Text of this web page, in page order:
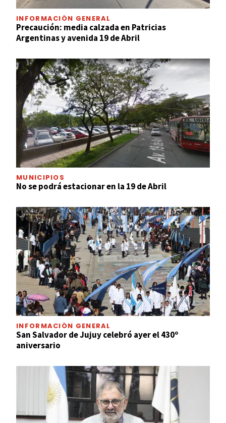
INFORMACIÓN GENERAL
Precaución: media calzada en Patricias
Argentinas y avenida 19 de Abril
MUNICIPIOS
No se podrá estacionar en la 19 de Abril
INFORMACIÓN GENERAL
San Salvador de Jujuy celebró ayer el 430º
aniversario